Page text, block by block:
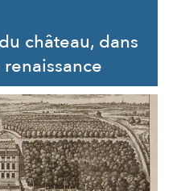
château, dans